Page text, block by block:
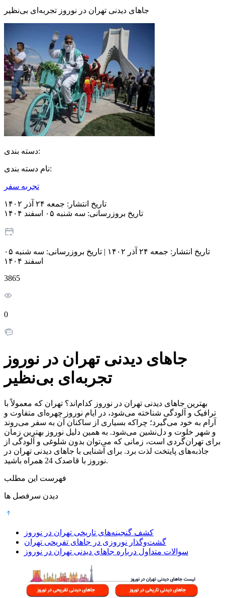
جاهای دیدنی تهران در نوروز تجربه‌ای بی‌نظیر
دسته بندی:
نام دسته بندی:
تجربه سفر
تاریخ انتشار: جمعه ۲۴ آذر ۱۴۰۲
تاریخ بروزرسانی: سه شنبه ۰۵ اسفند ۱۴۰۴
تاریخ انتشار: جمعه ۲۴ آذر ۱۴۰۲ | تاریخ بروزرسانی:
سه شنبه ۰۵
اسفند ۱۴۰۴
3865
0
جاهای دیدنی تهران در نوروز
تجربه‌ای بی‌نظیر
بهترین جاهای دیدنی تهران در نوروز کدام‌اند؟ تهران که معمولاً با
ترافیک و آلودگی شناخته می‌شود، در ایام نوروز چهره‌ای متفاوت و
آرام به خود می‌گیرد؛ چراکه بسیاری از ساکنان آن به سفر می‌روند
و شهر خلوت و دل‌نشین می‌شود. به همین دلیل نوروز بهترین زمان
برای تهران‌گردی است، زمانی که می‌توان بدون شلوغی و آلودگی از
جاذبه‌های پایتخت لذت برد. برای آشنایی با جاهای دیدنی تهران در
نوروز با قاصدک 24 همراه باشید.
فهرست این مطلب
دیدن سرفصل ها
کشف گنجینه‌های تاریخی تهران در نوروز
گشت‌وگذار نوروزی در جاهای تفریحی تهران
سوالات متداول درباره جاهای دیدنی تهران در نوروز